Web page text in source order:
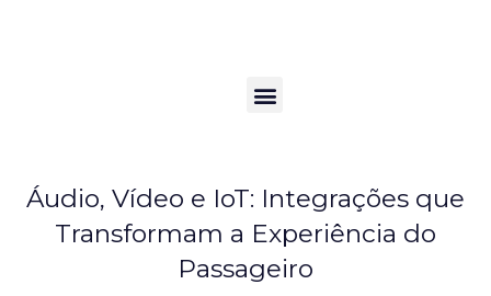
Menu
Voltar ao blog
Áudio, Vídeo e IoT: Integrações que
Transformam a Experiência do
Passageiro